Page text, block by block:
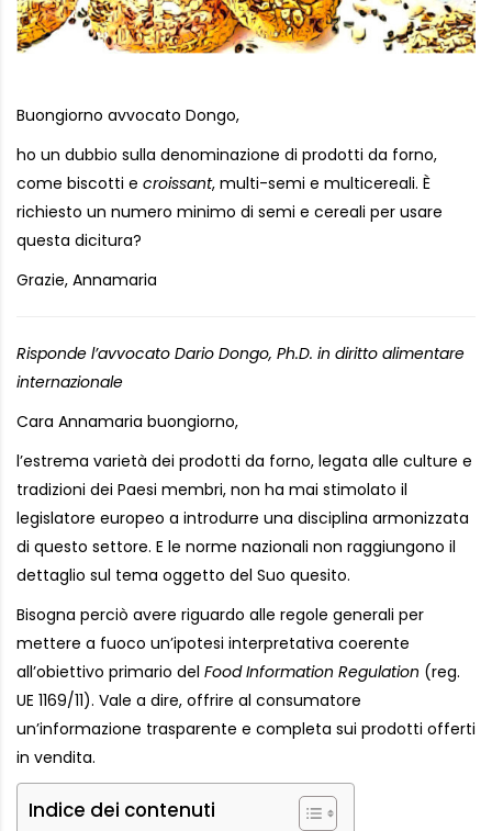
Buongiorno avvocato Dongo,
ho un dubbio sulla denominazione di prodotti da forno,
come biscotti e croissant, multi-semi e multicereali. È
richiesto un numero minimo di semi e cereali per usare
questa dicitura?
Grazie, Annamaria
Risponde l’avvocato Dario Dongo, Ph.D. in diritto alimentare
internazionale
Cara Annamaria buongiorno,
l’estrema varietà dei prodotti da forno, legata alle culture e
tradizioni dei Paesi membri, non ha mai stimolato il
legislatore europeo a introdurre una disciplina armonizzata
di questo settore. E le norme nazionali non raggiungono il
dettaglio sul tema oggetto del Suo quesito.
Bisogna perciò avere riguardo alle regole generali per
mettere a fuoco un’ipotesi interpretativa coerente
all’obiettivo primario del Food Information Regulation (reg.
UE 1169/11). Vale a dire, offrire al consumatore
un’informazione trasparente e completa sui prodotti offerti
in vendita.
Indice dei contenuti